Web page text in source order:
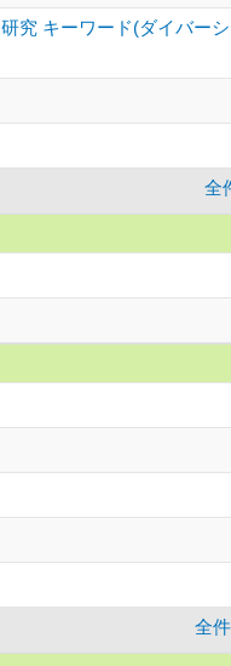
究 キーワード(ダイバー
全
全